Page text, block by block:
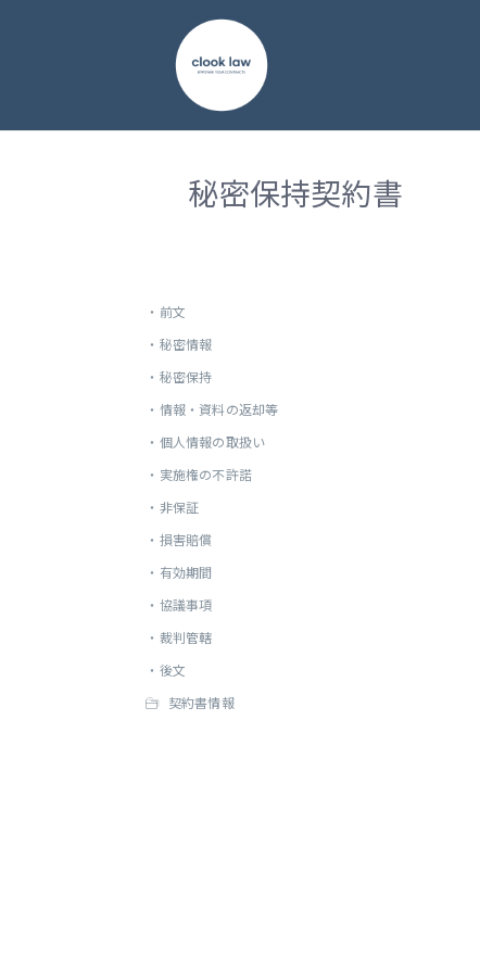
秘密保持契約書
・ 前文
・ 秘密情報
・ 秘密保持
・ 情報・資料の返却等
・ 個人情報の取扱い
・ 実施権の不許諾
・ 非保証
・ 損害賠償
・ 有効期間
・ 協議事項
・ 裁判管轄
・ 後文
契約書情報